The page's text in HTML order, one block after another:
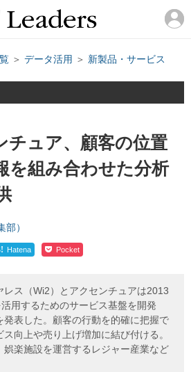
＞ データ活用 ＞ 新製品・サービス
チュア、顧客の位置
を組み合わせた分析
）
! Hatena Pocket
レス（Wi2）とアクセンチュアは2013
用するためのサービス基盤を開発
発表した。顧客の行動を的確に把握で
向上や売り上げ増加に結び付ける。
娯楽施設を運営するレジャー産業など